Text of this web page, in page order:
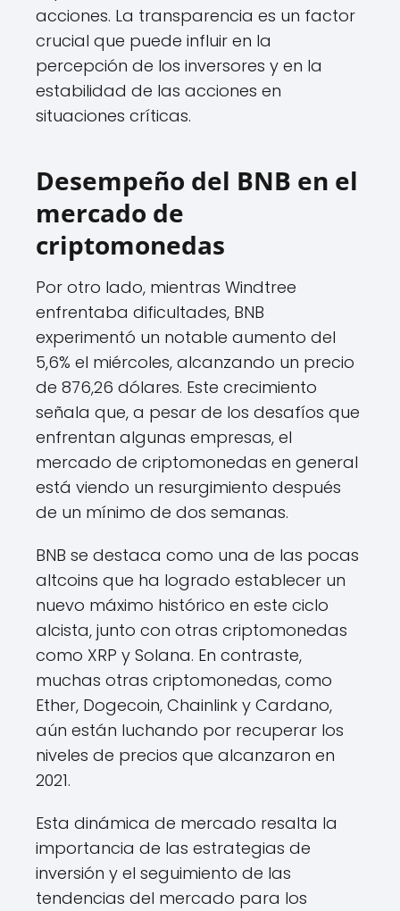
acciones. La transparencia es un factor
crucial que puede influir en la
percepción de los inversores y en la
estabilidad de las acciones en
situaciones críticas.
Desempeño del BNB en el
mercado de
criptomonedas
Por otro lado, mientras Windtree
enfrentaba dificultades, BNB
experimentó un notable aumento del
5,6% el miércoles, alcanzando un precio
de 876,26 dólares. Este crecimiento
señala que, a pesar de los desafíos que
enfrentan algunas empresas, el
mercado de criptomonedas en general
está viendo un resurgimiento después
de un mínimo de dos semanas.
BNB se destaca como una de las pocas
altcoins que ha logrado establecer un
nuevo máximo histórico en este ciclo
alcista, junto con otras criptomonedas
como XRP y Solana. En contraste,
muchas otras criptomonedas, como
Ether, Dogecoin, Chainlink y Cardano,
aún están luchando por recuperar los
niveles de precios que alcanzaron en
2021.
Esta dinámica de mercado resalta la
importancia de las estrategias de
inversión y el seguimiento de las
tendencias del mercado para los